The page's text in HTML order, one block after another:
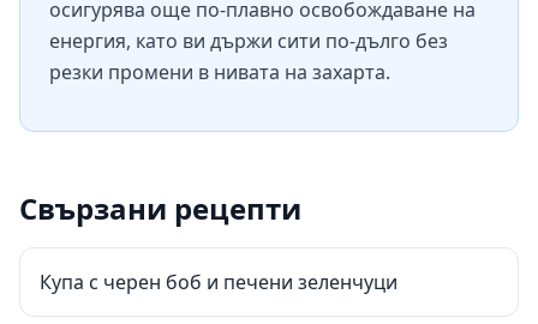
осигурява още по-плавно освобождаване на
енергия, като ви държи сити по-дълго без
резки промени в нивата на захарта.
Свързани рецепти
Купа с черен боб и печени зеленчуци